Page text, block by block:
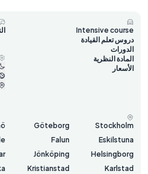
Intensive course
دروس تعلم القيادة
الدورات
المادة النظرية
الأسعار
Stockholm
Göteborg
Eskilstuna
Falun
Helsingborg
Jönköping
Karlstad
Kristianstad